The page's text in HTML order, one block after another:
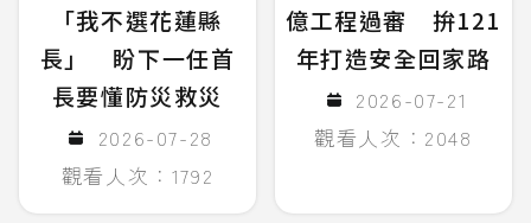
「我不選花蓮縣
長」 盼下一任首
長要懂防災救災
2026-07-28
觀看人次：1792
億工程過審 拚121
年打造安全回家路
2026-07-21
觀看人次：2048